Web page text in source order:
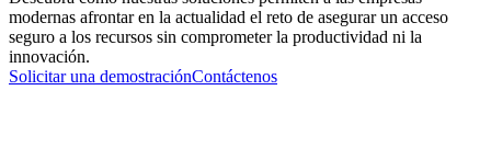
modernas afrontar en la actualidad el reto de asegurar un acceso
seguro a los recursos sin comprometer la productividad ni la
innovación.
Solicitar una demostraciónContáctenos